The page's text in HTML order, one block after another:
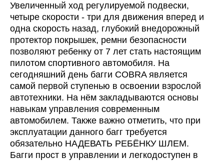
Колесные диски стальные
Тип передачи дифференциал
Трансмиссия
автоматическая с
реверсом
ГАБАРИТНЫЕ РАЗМЕРЫ
Длина (мм) 1450
Увеличенный ход регулируемой подвески,
четыре скорости - три для движения вперед и
одна скорость назад, глубокий внедорожный
протектор покрышек, ремни безопасности
позволяют ребенку от 7 лет стать настоящим
пилотом спортивного автомобиля. На
сегодняшний день багги COBRA является
самой первой ступенью в освоении взрослой
автотехники. На нём закладываются основы
навыкам управления современным
автомобилем. Также важно отметить, что при
эксплуатации данного багг требуется
обязательно НАДЕВАТЬ РЕБЁНКУ ШЛЕМ.
Багги прост в управлении и легкодоступен в